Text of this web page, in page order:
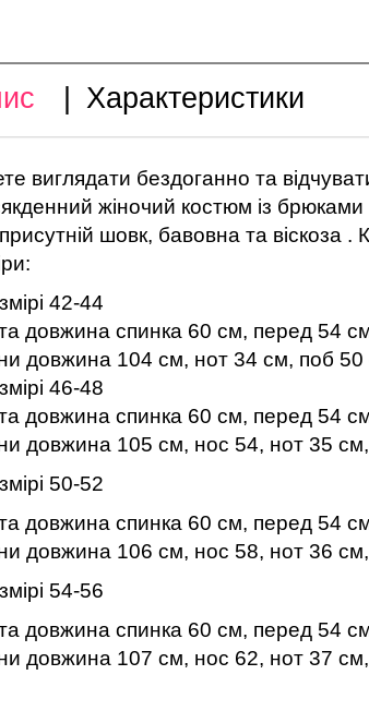
Характеристики
виглядати бездоганно та
жіночий костюм із брюками
присутній шовк, бавовна та віскоза
42-44
довжина спинка 60 см, перед 54
довжина 104 см, нот 34 см, поб
46-48
довжина спинка 60 см, перед 54
довжина 105 см, нос 54, нот 35
50-52
довжина спинка 60 см, перед 54
довжина 106 см, нос 58, нот 36
54-56
довжина спинка 60 см, перед 54
довжина 107 см, нос 62, нот 37